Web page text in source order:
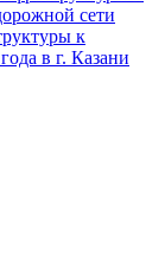
сети
к
в г. Казани